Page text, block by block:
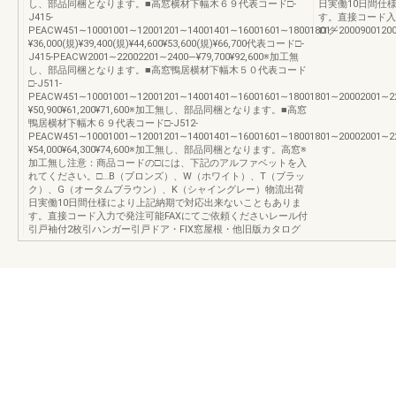
し、部品同梱となります。■高窓横材下幅木６９代表コード□-
J415-
¥36,000(規)¥39,400(規)¥44,600¥53,600(規)¥66,700代表コード□-
J415-PEACW2001∼22002201∼2400―¥79,700¥92,600※加工無
し、部品同梱となります。■高窓鴨居横材下幅木５０代表コード
□-J511-
¥50,900¥61,200¥71,600※加工無し、部品同梱となります。■高窓
鴨居横材下幅木６９代表コード□-J512-
¥54,000¥64,300¥74,600※加工無し、部品同梱となります。高窓※
加工無し注意：商品コードの□には、下記のアルファベットを入
れてください。□…B（ブロンズ）、W（ホワイト）、T（ブラッ
ク）、G（オータムブラウン）、K（シャイングレー）物流出荷
日実働10日間仕様により上記納期で対応出来ないこともありま
す。直接コード入力で発注可能FAXにてご依頼くださいレール付
引戸袖付2枚引ハンガー引戸ドア・FIX窓屋根・他旧版カタログ
日実働10日間仕
す。直接コード
ログ